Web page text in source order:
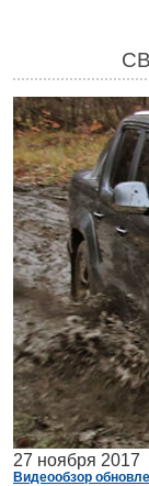
27 ноября 2017
Видеообзор